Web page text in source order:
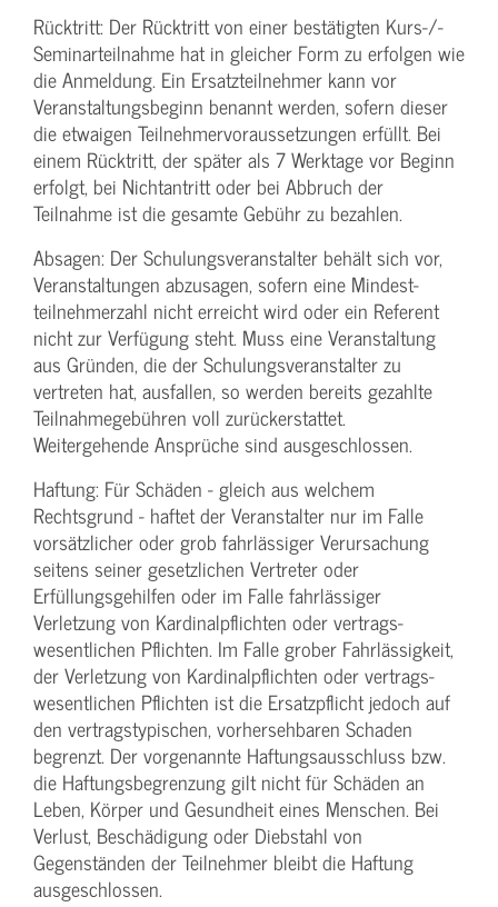
Rücktritt: Der Rücktritt von einer bestätigten Kurs-/­
Seminarteilnahme hat in gleicher Form zu erfolgen wie
die Anmeldung. Ein Ersatzteilnehmer kann vor
Veranstaltungs­beginn benannt werden, sofern dieser
die etwaigen Teilnehmer­voraussetzungen erfüllt. Bei
einem Rücktritt, der später als 7 Werktage vor Beginn
erfolgt, bei Nichtantritt oder bei Abbruch der
Teilnahme ist die gesamte Gebühr zu bezahlen.
Absagen: Der Schulungs­veranstalter behält sich vor,
Veranstaltungen abzusagen, sofern eine Mindest­
teilnehmerzahl nicht erreicht wird oder ein Referent
nicht zur Verfügung steht. Muss eine Veranstaltung
aus Gründen, die der Schulungs­veranstalter zu
vertreten hat, ausfallen, so werden bereits gezahlte
Teilnahme­gebühren voll zurückerstattet.
Weitergehende Ansprüche sind ausgeschlossen.
Haftung: Für Schäden - gleich aus welchem
Rechtsgrund - haftet der Veranstalter nur im Falle
vorsätzlicher oder grob fahrlässiger Verursachung
seitens seiner gesetzlichen Vertreter oder
Erfüllungsgehilfen oder im Falle fahrlässiger
Verletzung von Kardinalpflichten oder vertrags­
wesentlichen Pflichten. Im Falle grober Fahrlässigkeit,
der Verletzung von Kardinalpflichten oder vertrags­
wesentlichen Pflichten ist die Ersatzpflicht jedoch auf
den vertragstypischen, vorhersehbaren Schaden
begrenzt. Der vorgenannte Haftungs­ausschluss bzw.
die Haftungs­begrenzung gilt nicht für Schäden an
Leben, Körper und Gesundheit eines Menschen. Bei
Verlust, Beschädigung oder Diebstahl von
Gegenständen der Teilnehmer bleibt die Haftung
ausgeschlossen.